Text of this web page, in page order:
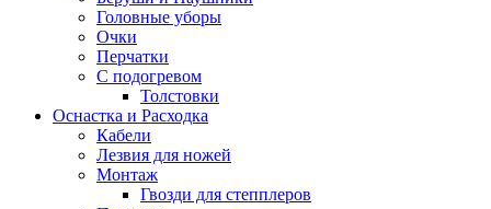
Головные уборы
Очки
Перчатки
С подогревом
Толстовки
Оснастка и Расходка
Кабели
Лезвия для ножей
Монтаж
Гвозди для степплеров